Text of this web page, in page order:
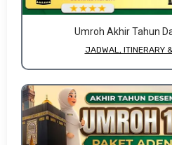
Umroh Akhir Tahun
JADWAL, ITINERARY